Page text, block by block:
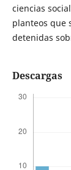
ciencias
planteos que
detenidas
Descargas